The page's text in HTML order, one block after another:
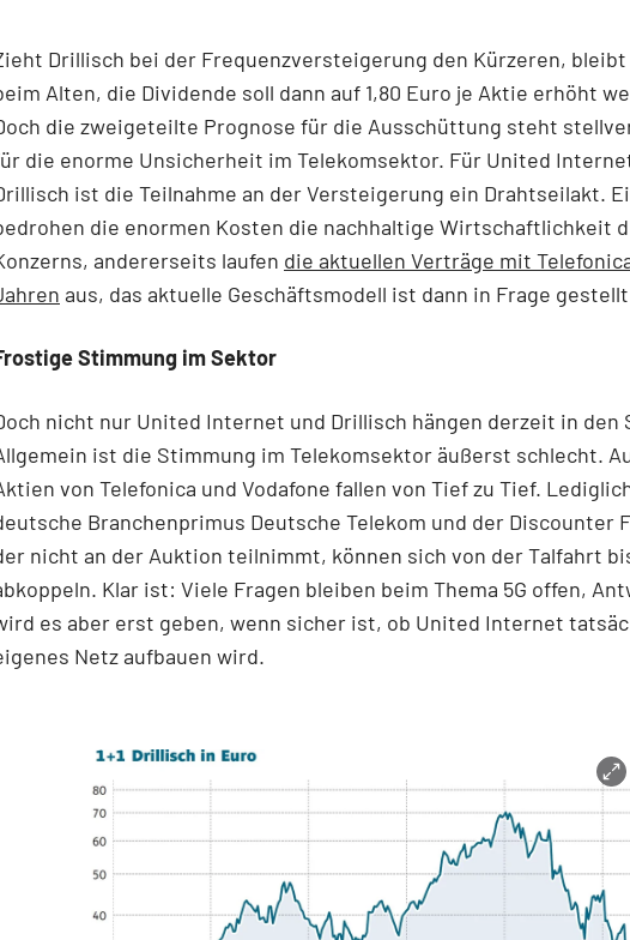
Drillisch bei der Frequenzversteigerung den Kürzeren, bleibt
Alten, die Dividende soll dann auf 1,80 Euro je Aktie erhöht
die zweigeteilte Prognose für die Ausschüttung steht
die enorme Unsicherheit im Telekomsektor. Für United
ist die Teilnahme an der Versteigerung ein Drahtseilakt.
die enormen Kosten die nachhaltige Wirtschaftlichkeit
andererseits laufen die aktuellen Verträge mit
aus, das aktuelle Geschäftsmodell ist dann in Frage
Stimmung im Sektor
nicht nur United Internet und Drillisch hängen derzeit in den
ist die Stimmung im Telekomsektor äußerst schlecht.
von Telefonica und Vodafone fallen von Tief zu Tief.
Branchenprimus Deutsche Telekom und der Discounter
nicht an der Auktion teilnimmt, können sich von der Talfahrt
Klar ist: Viele Fragen bleiben beim Thema 5G offen,
es aber erst geben, wenn sicher ist, ob United Internet
Netz aufbauen wird.